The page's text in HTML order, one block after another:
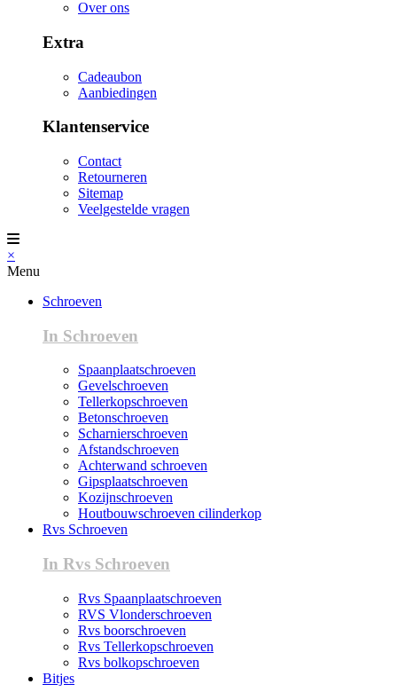
Over ons
Extra
Cadeaubon
Aanbiedingen
Klantenservice
Contact
Retourneren
Sitemap
Veelgestelde vragen
×
Menu
Schroeven
In Schroeven
Spaanplaatschroeven
Gevelschroeven
Tellerkopschroeven
Betonschroeven
Scharnierschroeven
Afstandschroeven
Achterwand schroeven
Gipsplaatschroeven
Kozijnschroeven
Houtbouwschroeven cilinderkop
Rvs Schroeven
In Rvs Schroeven
Rvs Spaanplaatschroeven
RVS Vlonderschroeven
Rvs boorschroeven
Rvs Tellerkopschroeven
Rvs bolkopschroeven
Bitjes